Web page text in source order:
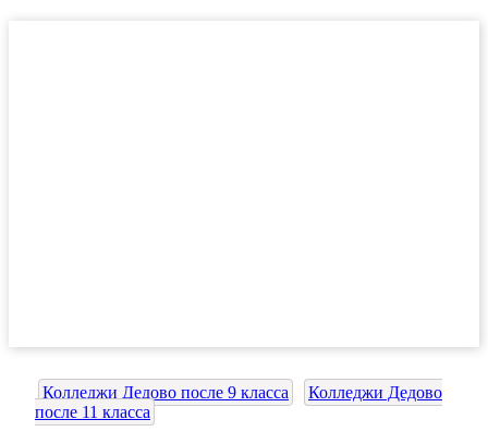
Колледжи Дедово после 9 класса
Колледжи Дедово
после 11 класса